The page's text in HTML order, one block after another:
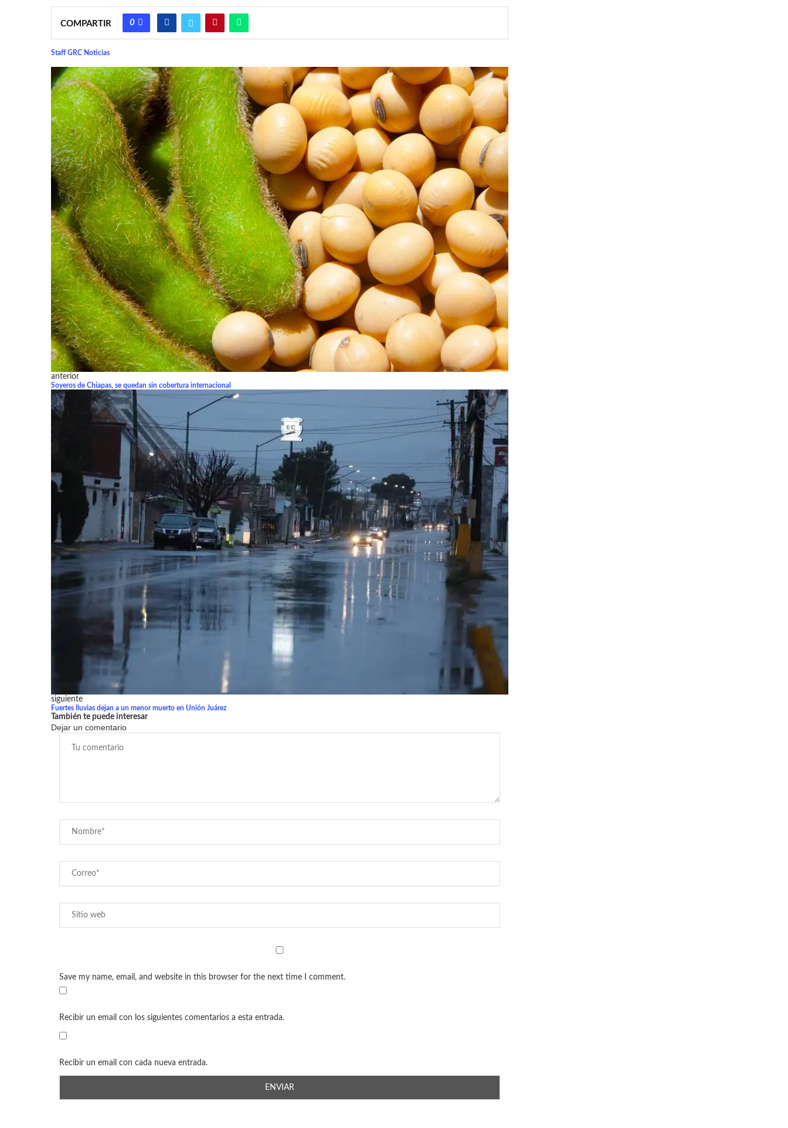
COMPARTIR 0
Staff GRC Noticias
anterior
Soyeros de Chiapas, se quedan sin cobertura internacional
siguiente
Fuertes lluvias dejan a un menor muerto en Unión Juárez
También te puede interesar
Dejar un comentario
Save my name, email, and website in this browser for the next time I comment.
Recibir un email con los siguientes comentarios a esta entrada.
Recibir un email con cada nueva entrada.